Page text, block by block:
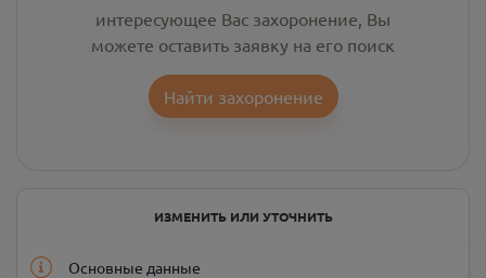
интересующее Вас захоронение, Вы
можете оставить заявку на его поиск
Найти захоронение
ИЗМЕНИТЬ ИЛИ УТОЧНИТЬ
Основные данные